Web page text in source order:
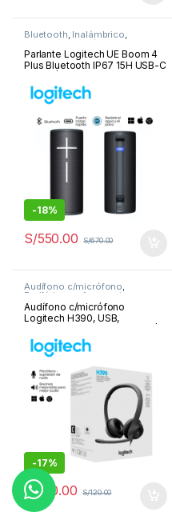
Bluetooth, Inalámbrico,
, Periféricos y
Accesorios
Parlante Logitech UE Boom 4
Plus Bluetooth IP67 15H USB-C
-18%
S/550.00 S/670.00
Audífono c/micrófono,
Periféricos y Accesorios
Audífono c/micrófono
Logitech H390, USB,
981-000014
-17%
S/100.00 S/120.00